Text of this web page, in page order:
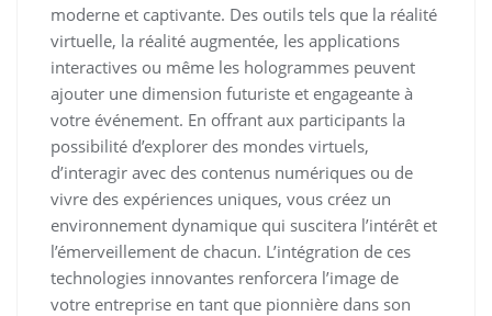
moderne et captivante. Des outils tels que la réalité
virtuelle, la réalité augmentée, les applications
interactives ou même les hologrammes peuvent
ajouter une dimension futuriste et engageante à
votre événement. En offrant aux participants la
possibilité d’explorer des mondes virtuels,
d’interagir avec des contenus numériques ou de
vivre des expériences uniques, vous créez un
environnement dynamique qui suscitera l’intérêt et
l’émerveillement de chacun. L’intégration de ces
technologies innovantes renforcera l’image de
votre entreprise en tant que pionnière dans son